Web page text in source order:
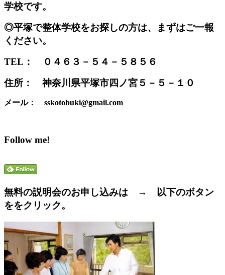
学校です。
◎平塚で整体学校をお探しの方は、まずはご一報
ください。
TEL： ０４６３－５４－５８５６
住所： 神奈川県平塚市四ノ宮５－５－１０
メール： sskotobuki@gmail.com
Follow me!
無料の説明会のお申し込みは → 以下のボタン
ををクリック。